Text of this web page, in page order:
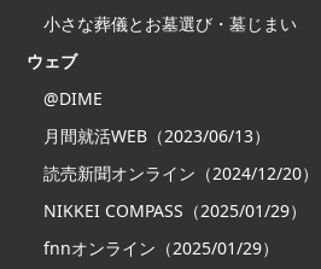
小さな葬儀とお墓選び・墓じまい
ウェブ
@DIME
月間就活WEB（2023/06/13）
読売新聞オンライン（2024/12/20）
NIKKEI COMPASS（2025/01/29）
fnnオンライン（2025/01/29）